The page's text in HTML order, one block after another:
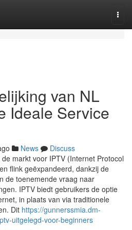
van NL
Ideale Service
News
Discuss
markt voor IPTV (Internet Protocol
flink geëxpandeerd, dankzij de
de toenemende vraag naar
IPTV biedt gebruikers de optie
in plaats van via traditionele
Dit https://gunnerssmia.dm-
uitgelegd-voor-beginners